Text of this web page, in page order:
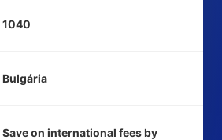
1040
Bulgária
Save on international fees by